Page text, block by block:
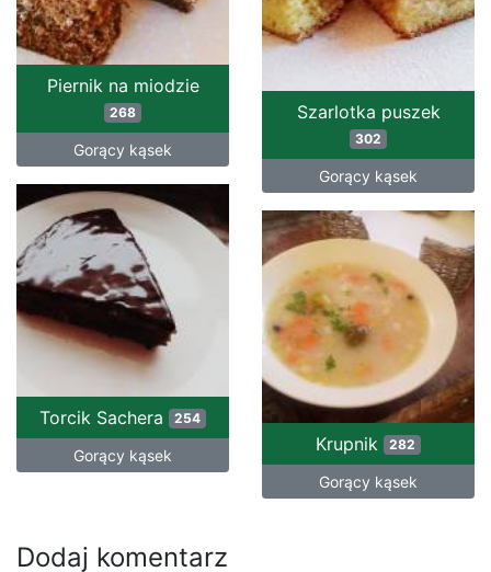
Piernik na miodzie
268
Gorący kąsek
Szarlotka puszek
302
Gorący kąsek
Torcik Sachera 254
Gorący kąsek
Krupnik 282
Gorący kąsek
Dodaj komentarz